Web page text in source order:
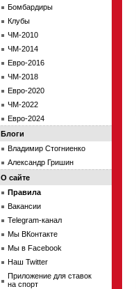
Бомбардиры
Клубы
ЧМ-2010
ЧМ-2014
Евро-2016
ЧМ-2018
Евро-2020
ЧМ-2022
Евро-2024
Блоги
Владимир Стогниенко
Александр Гришин
О сайте
Правила
Вакансии
Telegram-канал
Мы ВКонтакте
Мы в Facebook
Наш Twitter
Приложение для ставок
на спорт